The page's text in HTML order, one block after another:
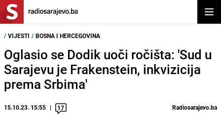
/ VIJESTI / BOSNA I HERCEGOVINA
Oglasio se Dodik uoči ročišta: 'Sud u
Sarajevu je Frakenstein, inkvizicija
prema Srbima'
15.10.23. 15:55 17 Radiosarajevo.ba